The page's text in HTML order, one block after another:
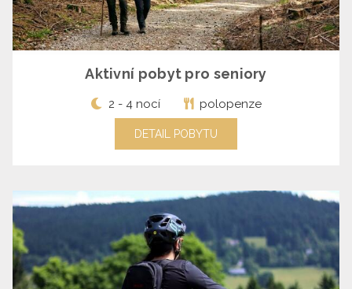
Aktivní pobyt pro seniory
2 - 4 nocí polopenze
DETAIL POBYTU